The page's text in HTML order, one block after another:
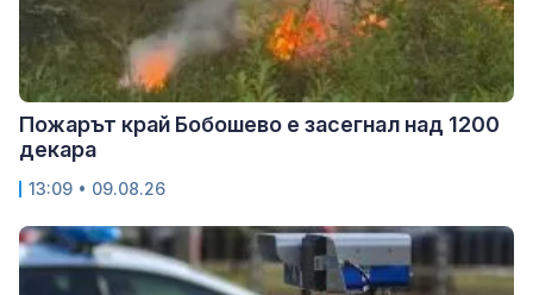
Пожарът край Бобошево е засегнал над 1200
декара
13:09 • 09.08.26